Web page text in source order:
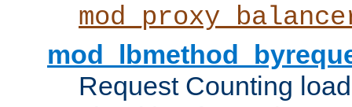
Request Counting